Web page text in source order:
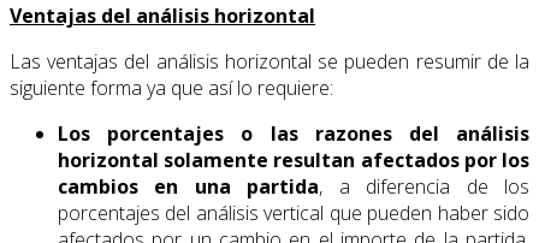
Ventajas del análisis horizontal
Las ventajas del análisis horizontal se pueden resumir de la
siguiente forma ya que así lo requiere:
Los porcentajes o las razones del análisis
horizontal solamente resultan afectados por los
cambios en una partida, a diferencia de los
porcentajes del análisis vertical que pueden haber sido